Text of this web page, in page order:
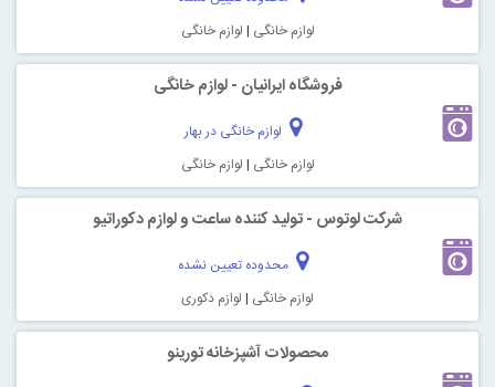
لوازم خانگی | لوازم خانگی
فروشگاه ایرانیان - لوازم خانگی
لوازم خانگی در بهار
لوازم خانگی | لوازم خانگی
شرکت لوتوس - تولید کننده ساعت و لوازم دکوراتیو
محدوده تعیین نشده
لوازم خانگی | لوازم دکوری
محصولات آشپزخانه تورینو